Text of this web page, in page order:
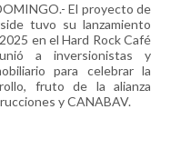
El proyecto de
tuvo su lanzamiento
en el Hard Rock Café
a inversionistas y
para celebrar la
fruto de la alianza
y CANABAV.